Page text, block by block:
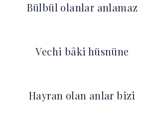
Bülbül olanlar anlamaz
Vechi bâki hüsnüne
Hayran olan anlar bizi